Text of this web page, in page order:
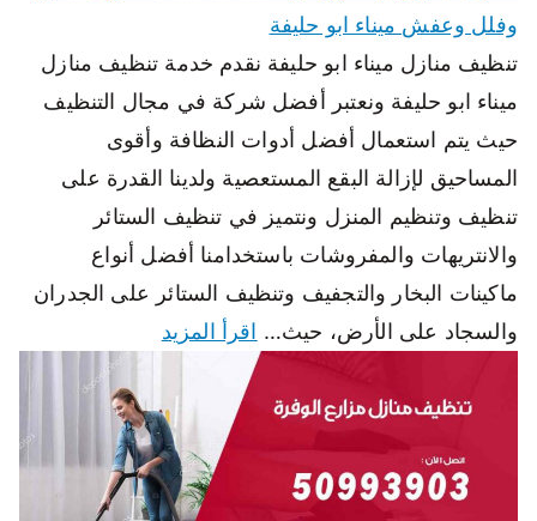
وفلل وعفش ميناء ابو حليفة
تنظيف منازل ميناء ابو حليفة نقدم خدمة تنظيف منازل
ميناء ابو حليفة ونعتبر أفضل شركة في مجال التنظيف
حيث يتم استعمال أفضل أدوات النظافة وأقوى
المساحيق لإزالة البقع المستعصية ولدينا القدرة على
تنظيف وتنظيم المنزل ونتميز في تنظيف الستائر
والانتريهات والمفروشات باستخدامنا أفضل أنواع
ماكينات البخار والتجفيف وتنظيف الستائر على الجدران
والسجاد على الأرض، حيث… اقرأ المزيد